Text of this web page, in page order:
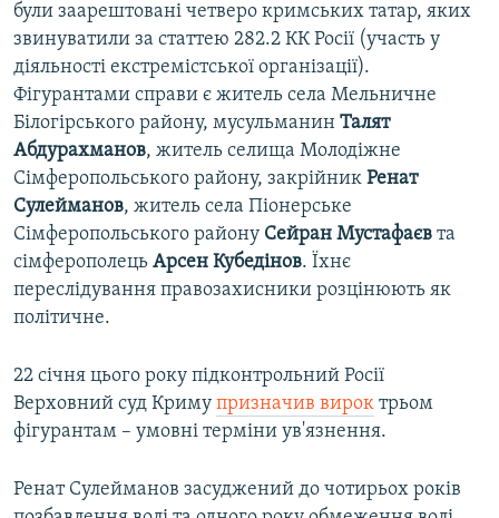
були заарештовані четверо кримських татар, яких
звинуватили за статтею 282.2 КК Росії (участь у
діяльності екстремістської організації).
Фігурантами справи є житель села Мельничне
Білогірського району, мусульманин Талят
Абдурахманов, житель селища Молодіжне
Сімферопольського району, закрійник Ренат
Сулейманов, житель села Піонерське
Сімферопольського району Сейран Мустафаєв та
сімферополець Арсен Кубедінов. Їхнє
переслідування правозахисники розцінюють як
політичне.
22 січня цього року підконтрольний Росії
Верховний суд Криму призначив вирок трьом
фігурантам – умовні терміни ув'язнення.
Ренат Сулейманов засуджений до чотирьох років